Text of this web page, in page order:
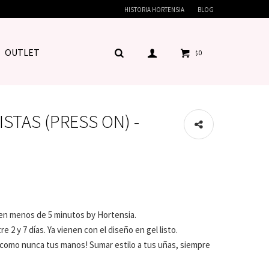
OUTLET $0
HISTORIA HORTENSIA BLOG
(PRESS ON) -
menos de 5 minutos by Hortensia.
2 y 7 días. Ya vienen con el diseño en gel listo.
nunca tus manos! Sumar estilo a tus uñas, siempre